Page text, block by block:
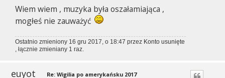
t
Wiem wiem , muzyka była oszałamiająca ,
mogłeś nie zauważyć
Ostatnio zmieniony 16 gru 2017, o 18:47 przez Konto usunięte
, łącznie zmieniany 1 raz.
euyot Re: Wigilia po amerykańsku 2017